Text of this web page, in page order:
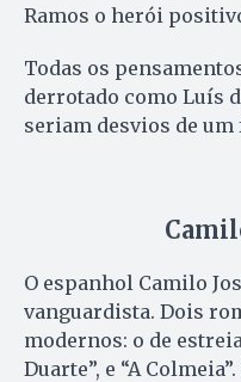
Ramos o herói
Todas os
derrotado como Luís
seriam desvios de
O espanhol Camilo
vanguardista. Dois
modernos: o de
Duarte”, e “A